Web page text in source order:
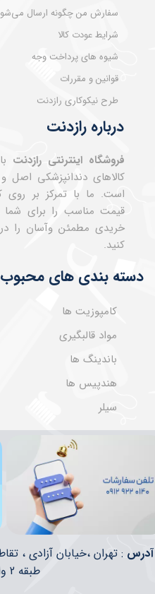
درباره رازدنت
فروشگاه اینترنتی رازدنت
کالاهای دندانپزشکی اصل
است. ما با تمرکز بر
قیمت مناسب را برای شما
خریدی مطمئن وآسان را
کنید.
سفارش من چگونه ارسال
شرایط عودت کالا
شیوه های پرداخت وجه
قوانین و مقررات
طرح نیکوکاری رازدنت
دسته بندی های محبوب
کامپوزیت ها
مواد قالبگیری
باندینگ ها
هندپیس ها
سیلر
​​آدرس
طبقه 2 واحد 25